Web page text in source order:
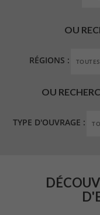
OU
RÉGIONS :
OU
TYPE D'OUVRAGE :